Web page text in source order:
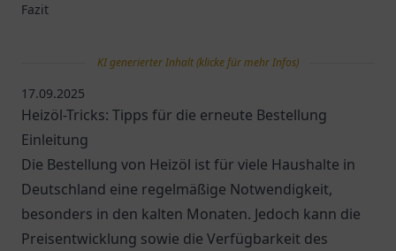
Fazit
KI generierter Inhalt (klicke für mehr Infos)
17.09.2025
Heizöl-Tricks: Tipps für die erneute Bestellung
Einleitung
Die Bestellung von Heizöl ist für viele Haushalte in
Deutschland eine regelmäßige Notwendigkeit,
besonders in den kalten Monaten. Jedoch kann die
Preisentwicklung sowie die Verfügbarkeit des